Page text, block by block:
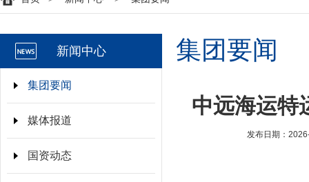
新闻中心
集团要闻
媒体报道
国资动态
集团要闻
中远海运特
发布日期：